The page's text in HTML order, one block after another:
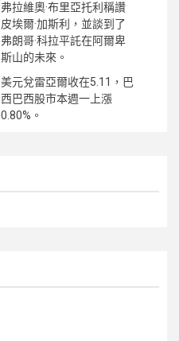
弗拉維奧·布里亞托利稱讚
皮埃爾·加斯利，並談到了
弗朗哥·科拉平託在阿爾卑
斯山的未來。
美元兌雷亞爾收在5.11，巴
西巴西股市本週一上漲
0.80%。